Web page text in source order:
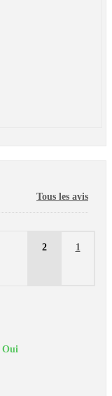
Tous les avis
2 1
Oui